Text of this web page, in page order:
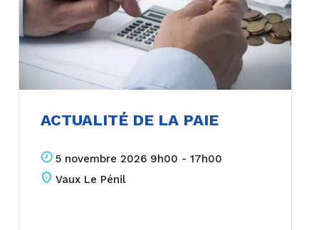
ACTUALITÉ DE LA PAIE
5 novembre 2026 9h00 - 17h00
Vaux Le Pénil